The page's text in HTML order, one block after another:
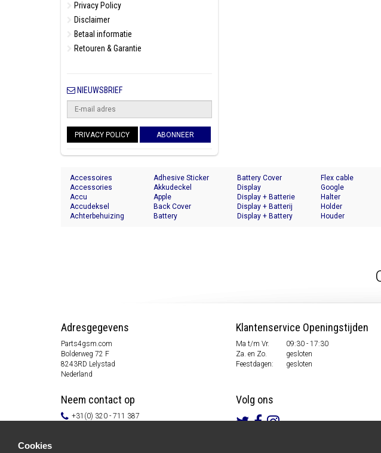
Privacy Policy
Disclaimer
Betaal informatie
Retouren & Garantie
NIEUWSBRIEF
PRIVACY POLICY ABONNEER
Accessoires
Accessories
Accu
Accudeksel
Achterbehuizing
Adhesive Sticker
Akkudeckel
Apple
Back Cover
Battery
Battery Cover
Display
Display + Batterie
Display + Batterij
Display + Battery
Flex cable
Google
Halter
Holder
Houder
Adresgegevens
Parts4gsm.com
Bolderweg 72 F
8243RD Lelystad
Nederland
Neem contact op
+31(0) 320 - 711 387
Klantenservice Openingstijden
Ma t/m Vr.
09:30 - 17:30
Za. en Zo.
gesloten
Feestdagen:
gesloten
Volg ons
Cookies